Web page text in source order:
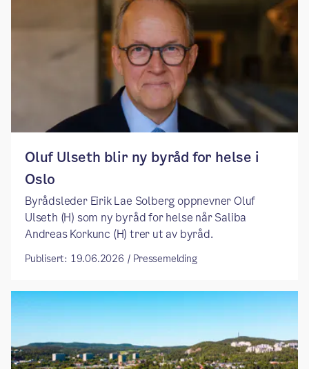
​​Oluf Ulseth blir ny byråd for helse i
Oslo ​
​​Byrådsleder Eirik Lae Solberg oppnevner Oluf
Ulseth (H) som ny byråd for helse når Saliba
Andreas Korkunc (H) trer ut av byråd. ​
Publisert: 19.06.2026 / Pressemelding